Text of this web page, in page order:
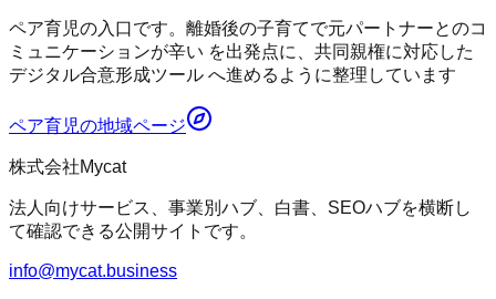
ペア育児の入口です。離婚後の子育てで元パートナーとのコ
ミュニケーションが辛い を出発点に、共同親権に対応した
デジタル合意形成ツール へ進めるように整理しています
ペア育児の地域ページ
株式会社Mycat
法人向けサービス、事業別ハブ、白書、SEOハブを横断し
て確認できる公開サイトです。
info@mycat.business